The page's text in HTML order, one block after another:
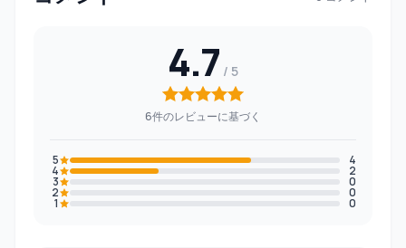
4.7
6件のレビューに基づく
5 4
4 2
3 0
2 0
1 0